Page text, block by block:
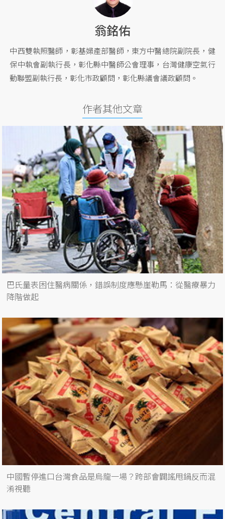
翁銘佑
中西雙執照醫師，彰基婦產部醫師，東方中醫總院副院長，健
保中執會副執行長，彰化縣中醫師公會理事，台灣健康空氣行
動聯盟副執行長，彰化市政顧問，彰化縣議會議政顧問。
作者其他文章
巴氏量表困住醫病關係，錯誤制度應懸崖勒馬：從醫療暴力
降階做起
中國暫停進口台灣食品是烏龍一場？跨部會闢謠甩鍋反而混
淆視聽